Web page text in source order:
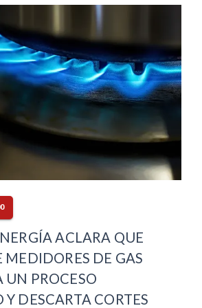
ACLARA QUE
MEDIDORES DE GAS
UN PROCESO
Y DESCARTA CORTES